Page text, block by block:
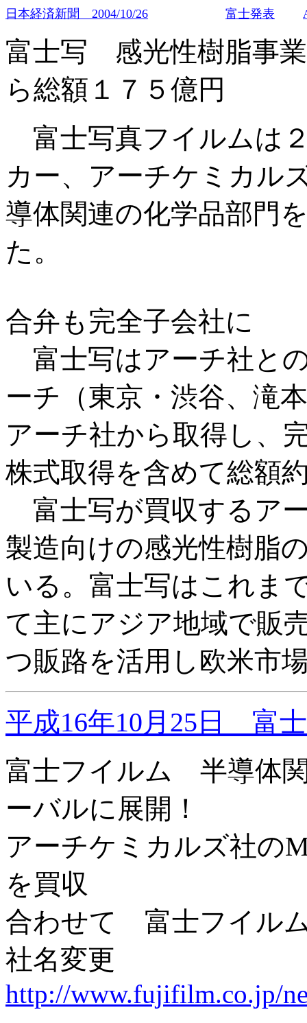
日本経済新聞 2004/10/26 富士発表
富士写 感光性樹脂事
ら総額１７５億円
富士写真フイルムは
カー、アーチケミカル
導体関連の化学品部門
た。
合弁も完全子会社に
富士写はアーチ社と
ーチ（東京・渋谷、滝
アーチ社から取得し、
株式取得を含めて総額
富士写が買収するア
製造向けの感光性樹脂
いる。富士写はこれま
て主にアジア地域で販
つ販路を活用し欧米市
平成16年10月25日 富
富士フイルム 半導体
ーバルに展開！
アーチケミカルズ社の
を買収
合わせて 富士フイル
社名変更
http://www.fujifilm.co.jp/